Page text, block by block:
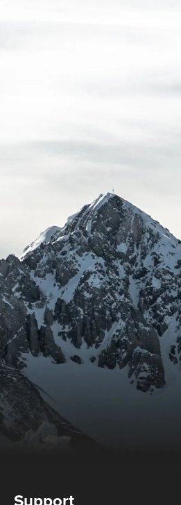
Support